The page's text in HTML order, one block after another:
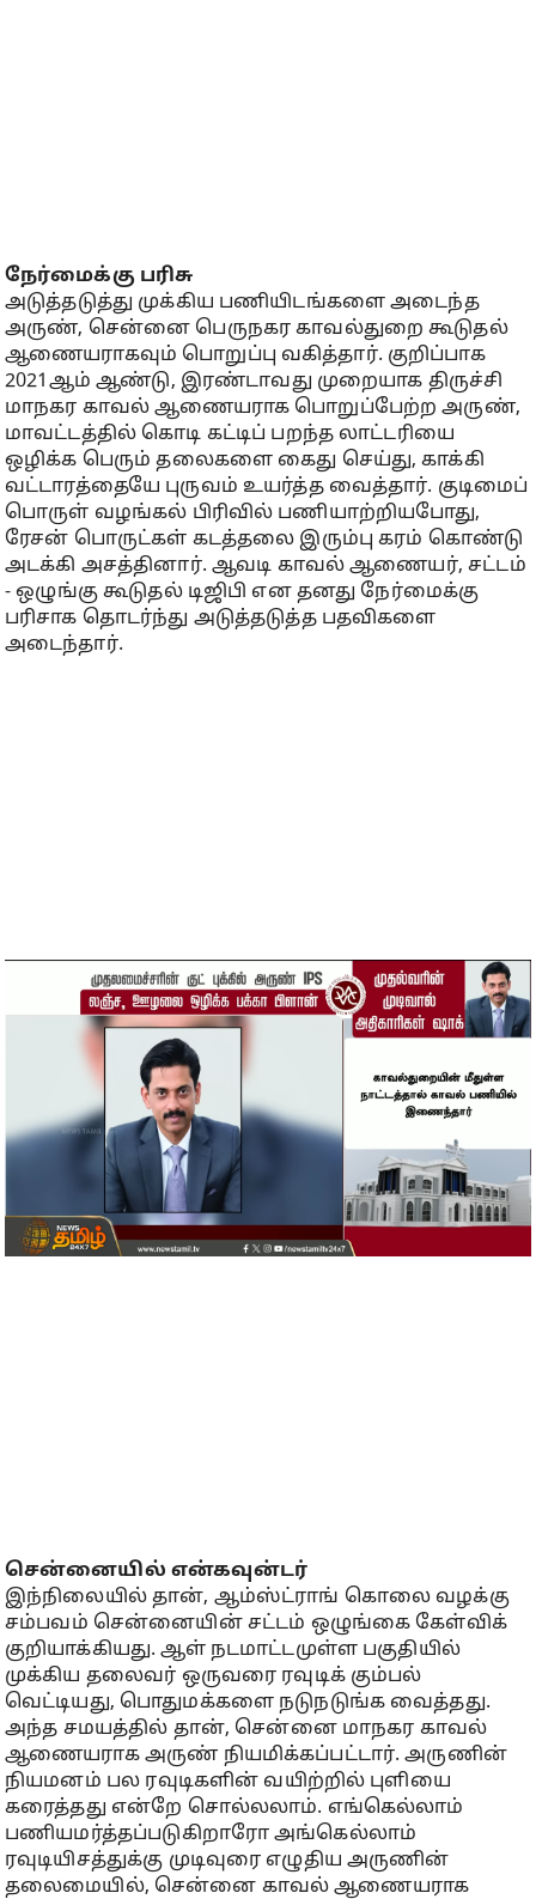
நேர்மைக்கு பரிசு
அடுத்தடுத்து முக்கிய பணியிடங்களை அடைந்த
அருண், சென்னை பெருநகர காவல்துறை கூடுதல்
ஆணையராகவும் பொறுப்பு வகித்தார். குறிப்பாக
2021ஆம் ஆண்டு, இரண்டாவது முறையாக திருச்சி
மாநகர காவல் ஆணையராக பொறுப்பேற்ற அருண்,
மாவட்டத்தில் கொடி கட்டிப் பறந்த லாட்டரியை
ஒழிக்க பெரும் தலைகளை கைது செய்து, காக்கி
வட்டாரத்தையே புருவம் உயர்த்த வைத்தார். குடிமைப்
பொருள் வழங்கல் பிரிவில் பணியாற்றியபோது,
ரேசன் பொருட்கள் கடத்தலை இரும்பு கரம் கொண்டு
அடக்கி அசத்தினார். ஆவடி காவல் ஆணையர், சட்டம்
- ஒழுங்கு கூடுதல் டிஜிபி என தனது நேர்மைக்கு
பரிசாக தொடர்ந்து அடுத்தடுத்த பதவிகளை
அடைந்தார்.
சென்னையில் என்கவுன்டர்
இந்நிலையில் தான், ஆம்ஸ்ட்ராங் கொலை வழக்கு
சம்பவம் சென்னையின் சட்டம் ஒழுங்கை கேள்விக்
குறியாக்கியது. ஆள் நடமாட்டமுள்ள பகுதியில்
முக்கிய தலைவர் ஒருவரை ரவுடிக் கும்பல்
வெட்டியது, பொதுமக்களை நடுநடுங்க வைத்தது.
அந்த சமயத்தில் தான், சென்னை மாநகர காவல்
ஆணையராக அருண் நியமிக்கப்பட்டார். அருணின்
நியமனம் பல ரவுடிகளின் வயிற்றில் புளியை
கரைத்தது என்றே சொல்லலாம். எங்கெல்லாம்
பணியமர்த்தப்படுகிறாரோ அங்கெல்லாம்
ரவுடியிசத்துக்கு முடிவுரை எழுதிய அருணின்
தலைமையில், சென்னை காவல் ஆணையராக